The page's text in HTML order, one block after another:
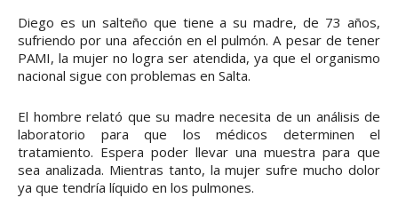
Diego es un salteño que tiene a su madre, de 73 años,
sufriendo por una afección en el pulmón. A pesar de tener
PAMI, la mujer no logra ser atendida, ya que el organismo
nacional sigue con problemas en Salta.
El hombre relató que su madre necesita de un análisis de
laboratorio para que los médicos determinen el
tratamiento. Espera poder llevar una muestra para que
sea analizada. Mientras tanto, la mujer sufre mucho dolor
ya que tendría líquido en los pulmones.